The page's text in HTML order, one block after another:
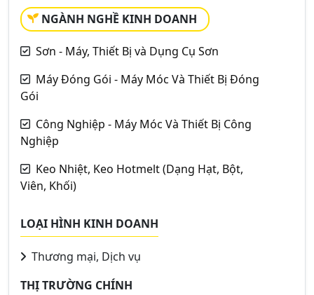
NGÀNH NGHỀ KINH DOANH
Sơn - Máy, Thiết Bị và Dụng Cụ Sơn
Máy Đóng Gói - Máy Móc Và Thiết Bị Đóng
Gói
Công Nghiệp - Máy Móc Và Thiết Bị Công
Nghiệp
Keo Nhiệt, Keo Hotmelt (Dạng Hạt, Bột,
Viên, Khối)
LOẠI HÌNH KINH DOANH
Thương mại, Dịch vụ
THỊ TRƯỜNG CHÍNH